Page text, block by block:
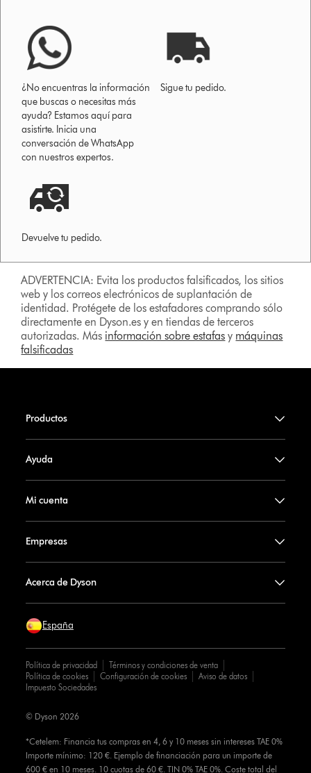
¿No encuentras la información
que buscas o necesitas más
ayuda? Estamos aquí para
asistirte. Inicia una
conversación de WhatsApp
con nuestros expertos.
Sigue tu pedido.
Devuelve tu pedido.
ADVERTENCIA: Evita los productos falsificados, los sitios
web y los correos electrónicos de suplantación de
identidad. Protégete de los estafadores comprando sólo
directamente en Dyson.es y en tiendas de terceros
autorizadas. Más información sobre estafas y máquinas
falsificadas
Productos
Ayuda
Mi cuenta
Empresas
Acerca de Dyson
España
Política de privacidad
Términos y condiciones de venta
Política de cookies
Configuración de cookies
Aviso de datos
Impuesto Sociedades
*Cetelem: Financia tus compras en 4, 6 y 10 meses sin intereses TAE 0%
Importe mínimo: 120 €. Ejemplo de financiación para un importe de
600 € en 10 meses. 10 cuotas de 60 €. TIN 0% TAE 0%. Coste total del
© Dyson 2026